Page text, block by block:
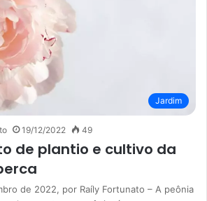
Jardim
19/12/2022 49
de plantio e cultivo da
de 2022, por Raíly Fortunato – A peônia